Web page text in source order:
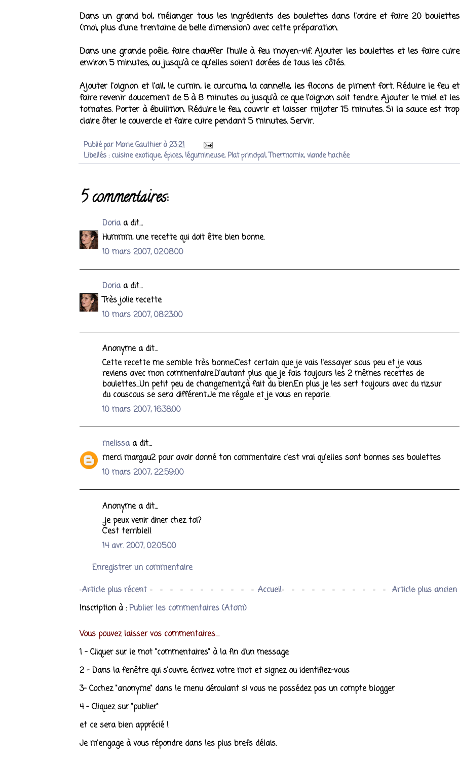
Dans un grand bol, mélanger tous les ingrédients des boulettes dans l'ordre et faire 20 boulettes
(moi, plus d'une trentaine de belle dimension) avec cette préparation.
Dans une grande poêle, faire chauffer l'huile à feu moyen-vif. Ajouter les boulettes et les faire cuire
environ 5 minutes, ou jusqu'à ce qu'elles soient dorées de tous les côtés.
Ajouter l'oignon et l'ail, le cumin, le curcuma, la cannelle, les flocons de piment fort. Réduire le feu et
faire revenir doucement de 5 à 8 minutes ou jusqu'à ce que l'oignon soit tendre. Ajouter le miel et les
tomates. Porter à ébullition. Réduire le feu, couvrir et laisser mijoter 15 minutes. Si la sauce est trop
claire ôter le couvercle et faire cuire pendant 5 minutes. Servir.
Publié parMarie Gauthierà23:21
Libellés :cuisine exotique, épices, légumineuse, Plat principal,Thermomix,viande hachée
5 commentaires:
Doria a dit…
Hummm, une recette qui doit être bien bonne.
10 mars 2007, 02:08:00
Doria a dit…
Très jolie recette
10 mars 2007, 08:23:00
Anonyme a dit…
Cette recette me semble très bonne.C'est certain que je vais l'essayer sous peu et je vous
reviens avec mon commentaire.D'autant plus que je fais toujours les 2 mêmes recettes de
boulettes...Un petit peu de changement,çà fait du bien.En plus je les sert toujours avec du riz,sur
du couscous se sera différent.Je me régale et je vous en reparle.
10 mars 2007, 16:38:00
melissa a dit…
merci margau2 pour avoir donné ton commentaire c'est vrai qu'elles sont bonnes ses boulettes
10 mars 2007, 22:59:00
Anonyme a dit…
..je peux venir diner chez toi?
C'est terrible!!
14 avr. 2007, 02:05:00
Enregistrer un commentaire
Article plus récent
Article plus ancien
Accueil
Inscription à :Publier les commentaires (Atom)
Vous pouvez laisser vos commentaires....
1 - Cliquer sur le mot "commentaires" à la fin d'un message
2 - Dans la fenêtre qui s'ouvre, écrivez votre mot et signez ou identifiez-vous
3- Cochez "anonyme" dans le menu déroulant si vous ne possédez pas un compte blogger
4 - Cliquez sur "publier"
et ce sera bien apprécié !
Je m'engage à vous répondre dans les plus brefs délais.